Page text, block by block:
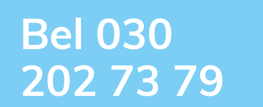
Bel 030
202 73 79